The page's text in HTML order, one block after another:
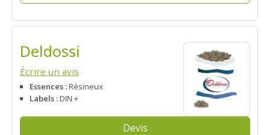
Deldossi
Écrire un avis
Essences :Résineux
Labels :DIN +
Devis